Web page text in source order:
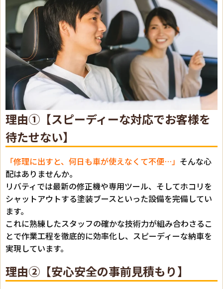
理由①【スピーディーな対応でお客様を
待たせない】
「修理に出すと、何日も車が使えなくて不便…」 そんな心
配はありませんか。
リバティでは最新の修正機や専用ツール、そしてホコリを
シャットアウトする塗装ブースといった設備を完備してい
ます。
これに熟練したスタッフの確かな技術力が組み合わさるこ
とで作業工程を徹底的に効率化し、スピーディーな納車を
実現しています。
理由②【安心安全の事前見積もり】